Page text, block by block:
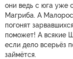
они ведь с юга уже
Магриба. А
погонят
поможет! А всякие
если дело всерьёз
займётся.